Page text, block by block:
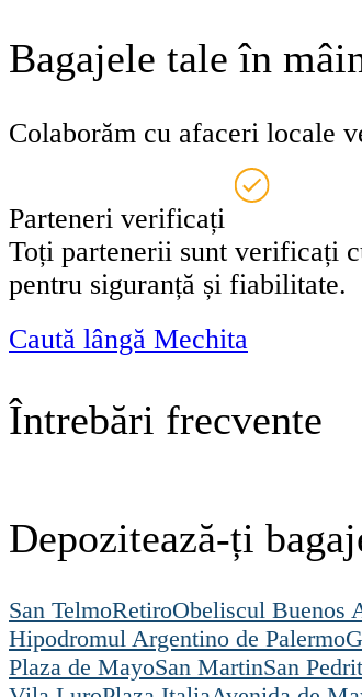
Bagajele tale în
Colaborăm cu afaceri locale
Parteneri verificați
Toți partenerii sunt verificați
pentru siguranță și fiabilitate.
Caută lângă Mechita
Întrebări frecvente
Depozitează-ți
San TelmoRetiroObeliscul Buenos
Hipodromul Argentino de Palermo
Plaza de MayoSan MartinSan